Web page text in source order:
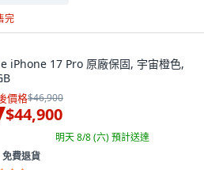
完
iPhone 17 Pro 原廠保固, 宇宙橙色,
價格$46,900
$44,900
明天 8/8 (六)預計送達
免費退貨